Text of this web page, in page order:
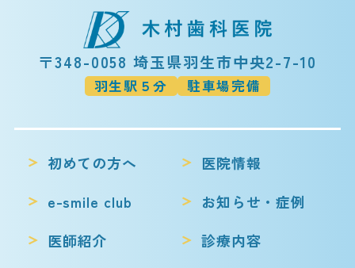
〒348-0058 埼玉県羽生市中央2-7-10
羽生駅５分 駐車場完備
初めての方へ
医院情報
e-smile club
お知らせ・症例
医師紹介
診療内容